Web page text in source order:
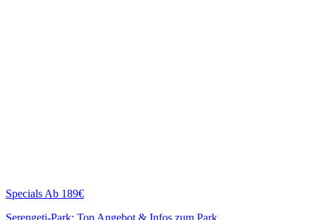
Specials Ab 189€
Serengeti-Park: Top Angebot & Infos zum Park